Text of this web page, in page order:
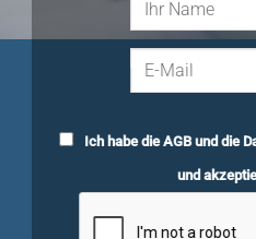
Ich habe dieAGBund die
und